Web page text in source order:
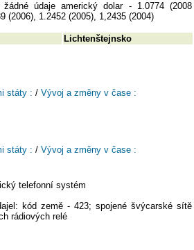
údaje americký dolar - 1.0774 (2008
(2006), 1.2452 (2005), 1,2435 (2004)
Lichtenštejnsko
státy : / Vývoj a změny v čase :
státy : / Vývoj a změny v čase :
telefonní systém
kód země - 423; spojené švýcarské sítě
rádiových relé